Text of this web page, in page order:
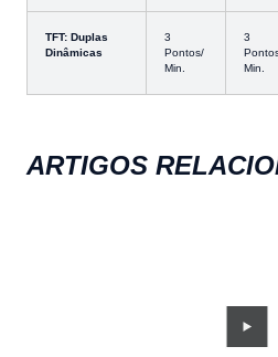
TFT: Duplas
Dinâmicas
3
Pontos/
Min.
3
Min.
ARTIGOS